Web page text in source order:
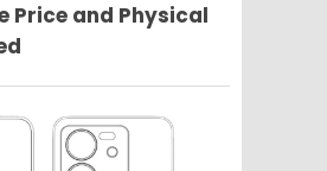
Price and Physical